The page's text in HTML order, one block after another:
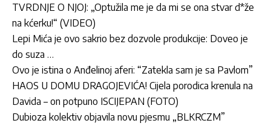
TVRDNJE O NJOJ: „Optužila me je da mi se ona stvar d*že
na kćerku!“ (VIDEO)
Lepi Mića je ovo sakrio bez dozvole produkcije: Doveo je
do suza …
Ovo je istina o Anđelinoj aferi: “Zatekla sam je sa Pavlom”
HAOS U DOMU DRAGOJEVIĆA! Cijela porodica krenula na
Davida – on potpuno ISCIJEPAN (FOTO)
Dubioza kolektiv objavila novu pjesmu „BLKRCZM”